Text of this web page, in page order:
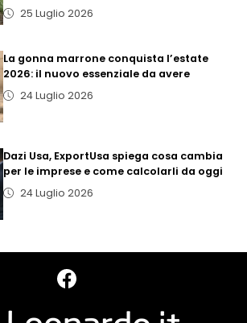
25 Luglio 2026
La gonna marrone conquista l’estate
2026: il nuovo essenziale da avere
24 Luglio 2026
Dazi Usa, ExportUsa spiega cosa cambia
per le imprese e come calcolarli da oggi
24 Luglio 2026